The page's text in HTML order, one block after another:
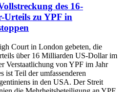
des 16-
zu YPF in
Court in London gebeten, die
über 16 Milliarden US-Dollar im
Verstaatlichung von YPF im Jahr
ist Teil der umfassenderen
in den USA. Der Streit